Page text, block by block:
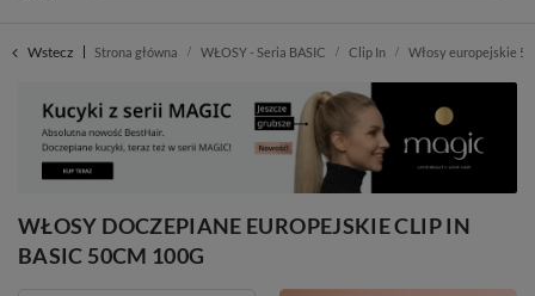
Wstecz Strona główna WŁOSY - Seria BASIC Clip In Włosy europejskie
WŁOSY DOCZEPIANE EUROPEJSKIE CLIP IN
BASIC 50CM 100G